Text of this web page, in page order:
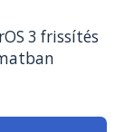
3 frissítés